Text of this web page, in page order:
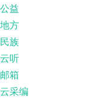
公益
地方
民族
云听
邮箱
云采编